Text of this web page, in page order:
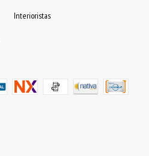
Interioristas